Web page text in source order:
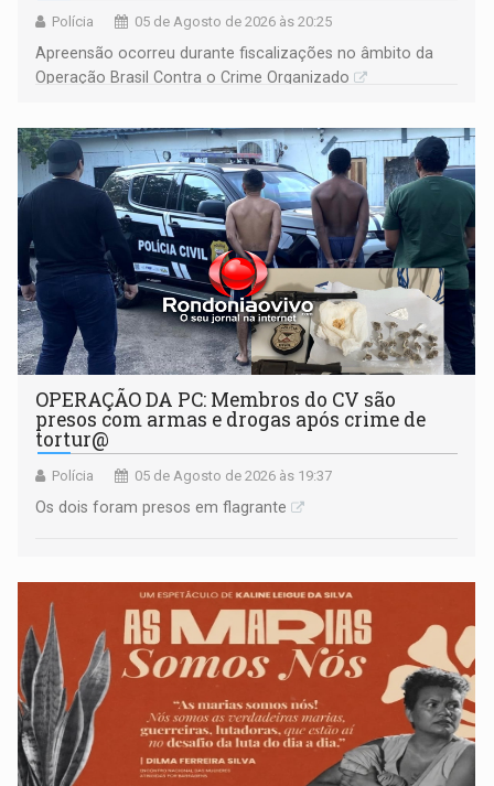
Polícia 05 de Agosto de 2026 às 20:25
Apreensão ocorreu durante fiscalizações no âmbito da
Operação Brasil Contra o Crime Organizado
OPERAÇÃO DA PC: Membros do CV são
presos com armas e drogas após crime de
tortur@
Polícia 05 de Agosto de 2026 às 19:37
Os dois foram presos em flagrante